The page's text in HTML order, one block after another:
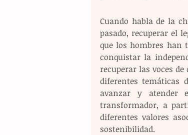
Cuando habla de la
pasado, recuperar el
que los hombres han
conquistar la
recuperar las voces
diferentes temáticas
avanzar y atender
transformador, a
diferentes valores
sostenibilidad.